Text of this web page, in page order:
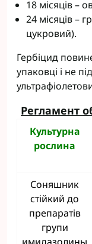
18 місяців –
24 місяців –
цукровий).
Гербіцид
упаковці і не
Регламент
Культурна
рослина
Соняшник
стійкий до
препаратів
групи